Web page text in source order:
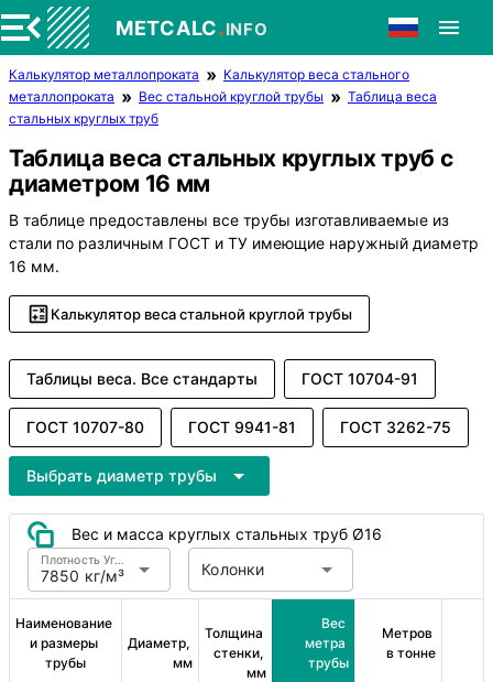
METCALC.INFO
Калькулятор металлопроката
Калькулятор веса стального
металлопроката
Вес стальной круглой трубы
Таблица веса
стальных круглых труб
Таблица веса стальных круглых труб с
диаметром 16 мм
В таблице предоставлены все трубы изготавливаемые из
стали по различным ГОСТ и ТУ имеющие наружный диаметр
16 мм.
Калькулятор веса стальной круглой трубы
Таблицы веса. Все стандарты ГОСТ 10704-91
ГОСТ 10707-80 ГОСТ 9941-81 ГОСТ 3262-75
Выбрать диаметр трубы
Вес и масса круглых стальных труб Ø16
7850 кг/м³
Плотность Углеродистая сталь Колонки
Наименование
и размеры
трубы
Диаметр,
мм
Толщина
стенки,
мм
Вес
метра
трубы
Метров
в тонне